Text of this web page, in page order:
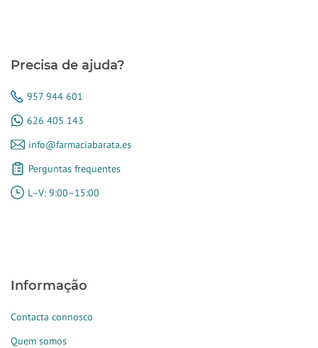
Precisa de ajuda?
957 944 601
626 405 143
info@farmaciabarata.es
Perguntas frequentes
L–V: 9:00–15:00
Informação
Contacta connosco
Quem somos